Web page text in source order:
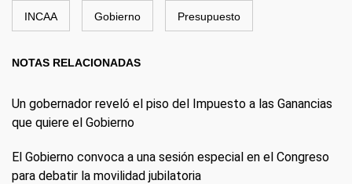
INCAA Gobierno Presupuesto
NOTAS RELACIONADAS
Un gobernador reveló el piso del Impuesto a las Ganancias
que quiere el Gobierno
El Gobierno convoca a una sesión especial en el Congreso
para debatir la movilidad jubilatoria